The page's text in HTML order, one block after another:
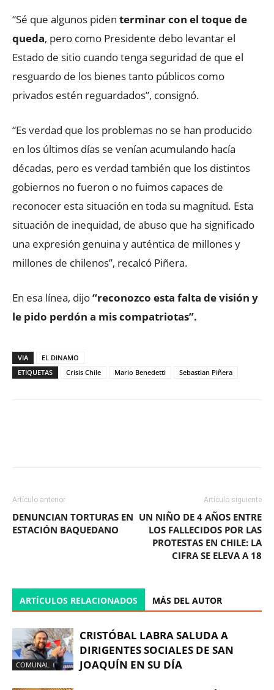
“Sé que algunos piden terminar con el toque de
queda, pero como Presidente debo levantar el
Estado de sitio cuando tenga seguridad de que el
resguardo de los bienes tanto públicos como
privados estén reguardados”, consignó.
“Es verdad que los problemas no se han producido
en los últimos días se venían acumulando hacía
décadas, pero es verdad también que los distintos
gobiernos no fueron o no fuimos capaces de
reconocer esta situación en toda su magnitud. Esta
situación de inequidad, de abuso que ha significado
una expresión genuina y auténtica de millones y
millones de chilenos”, recalcó Piñera.
En esa línea, dijo“reconozco esta falta de visión y
le pido perdón a mis compatriotas”.
VIA
EL DINAMO
ETIQUETAS
Crisis Chile Mario Benedetti Sebastian Piñera
Artículo anterior
DENUNCIAN TORTURAS EN
ESTACIÓN BAQUEDANO
Artículo siguiente
UN NIÑO DE 4 AÑOS ENTRE
LOS FALLECIDOS POR LAS
PROTESTAS EN CHILE: LA
CIFRA SE ELEVA A 18
ARTÍCULOS RELACIONADOS MÁS DEL AUTOR
COMUNAL
CRISTÓBAL LABRA SALUDA A
DIRIGENTES SOCIALES DE SAN
JOAQUÍN EN SU DÍA